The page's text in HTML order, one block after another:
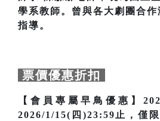
學系教師。曾與各大劇團合
指導。
票價優惠折扣
【會員專屬早鳥優惠】
2026/1/15(四)23:59止，僅